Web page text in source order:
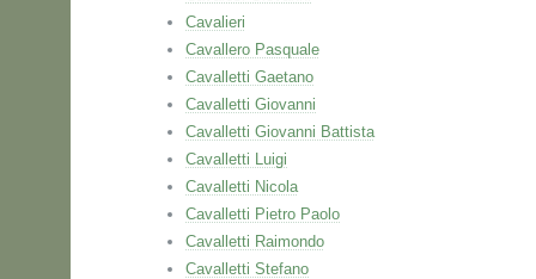
Cavalieri
Cavallero Pasquale
Cavalletti Gaetano
Cavalletti Giovanni
Cavalletti Giovanni Battista
Cavalletti Luigi
Cavalletti Nicola
Cavalletti Pietro Paolo
Cavalletti Raimondo
Cavalletti Stefano